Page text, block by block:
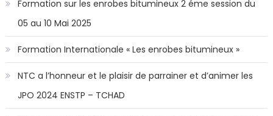
Formation sur les enrobes bitumineux 2 éme session du
05 au 10 Mai 2025
Formation Internationale « Les enrobes bitumineux »
NTC a l’honneur et le plaisir de parrainer et d’animer les
JPO 2024 ENSTP – TCHAD